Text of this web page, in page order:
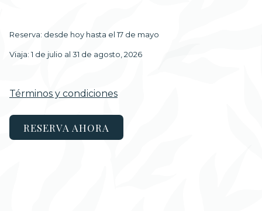
Reserva: desde hoy hasta el 17 de mayo
Viaja: 1 de julio al 31 de agosto, 2026
Términos y condiciones
RESERVA AHORA